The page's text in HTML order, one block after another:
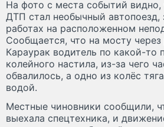
На фото с места событий видно,
ДТП стал необычный автопоезд,
работах на расположенном
Сообщается, что на мосту
Караурак водитель по какой-то
колейного настила, из-за чего
обвалилось, а одно из колёс
водой.
Местные чиновники сообщили,
выехала спецтехника, и